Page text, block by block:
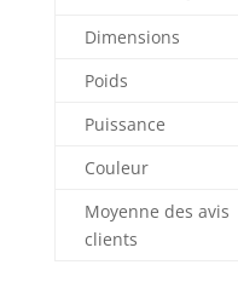
Dimensions
Poids
Puissance
Couleur
Moyenne des avis
clients